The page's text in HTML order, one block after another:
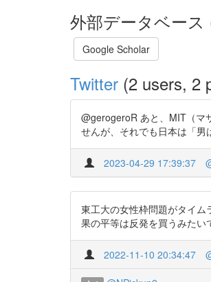
外部データベース
Google Scholar
Twitter (2 users, 2
@gerogeroR あと、MIT（マ
せんが、それでも日本は「
2023-04-29 17:39:37
東工大の女性枠問題がタイ
果の平等は反発を買うみたい
2022-11-10 20:34:47